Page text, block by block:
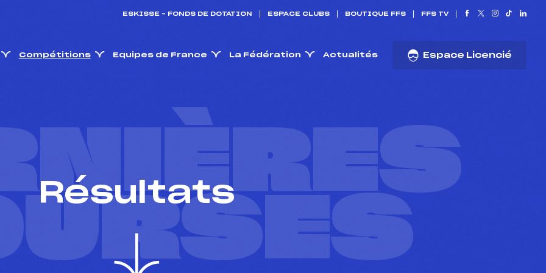
ESKISSE – FONDS DE DOTATION ESPACE CLUBS BOUTIQUE FFS FFS TV
Compétitions Equipes de France La Fédération Actualités Espace Licencié
Résultats